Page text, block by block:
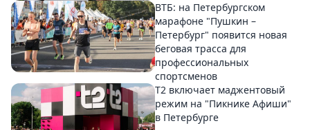
ВТБ: на Петербургском
марафоне "Пушкин –
Петербург" появится новая
беговая трасса для
профессиональных
спортсменов
Т2 включает маджентовый
режим на "Пикнике Афиши"
в Петербурге